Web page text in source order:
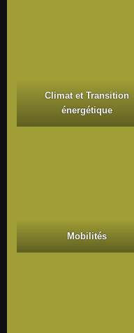
Climat et Transition
énergétique
Mobilités